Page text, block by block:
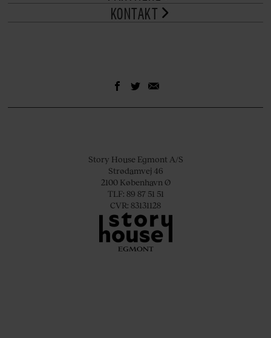
KONTAKT
Story House Egmont A/S
Strødamvej 46
2100 København Ø
TLF: 89 87 51 51
CVR: 83131128